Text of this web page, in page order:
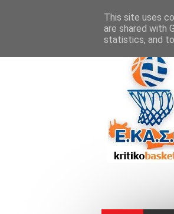
This site uses
are shared with
statistics, and